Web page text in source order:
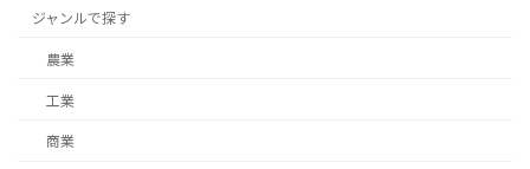
ジャンルで探す
農業
工業
商業